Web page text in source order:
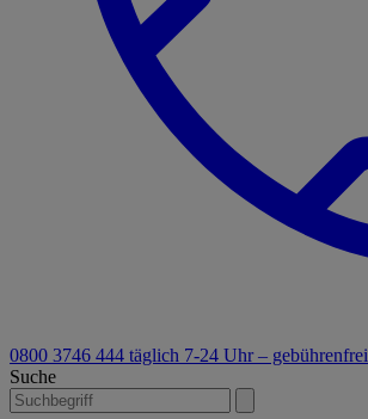
0800 3746 444 täglich 7-24 Uhr – gebührenfrei
Suche